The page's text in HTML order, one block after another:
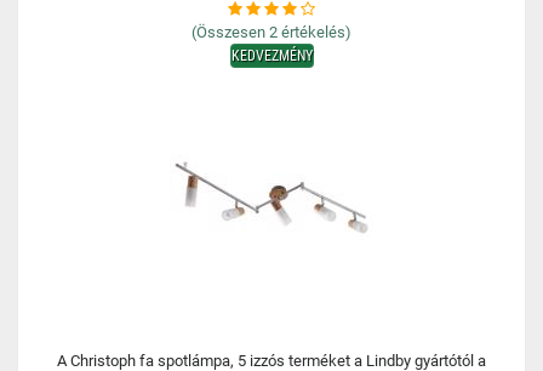
(Összesen 2 értékelés)
KEDVEZMÉNY
A Christoph fa spotlámpa, 5 izzós terméket a Lindby gyártótól a